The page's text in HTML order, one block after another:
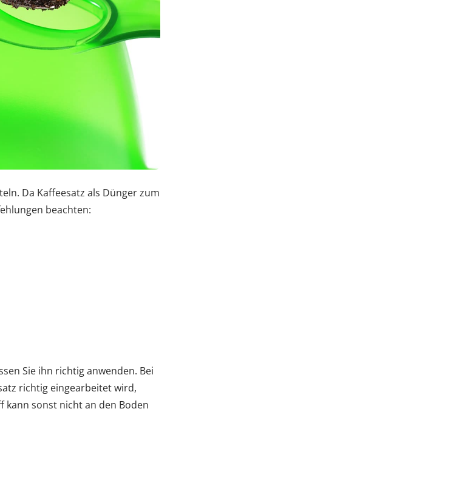
Da Kaffeesatz als Dünger zum
beachten:
Sie ihn richtig anwenden. Bei
richtig eingearbeitet wird,
kann sonst nicht an den Boden